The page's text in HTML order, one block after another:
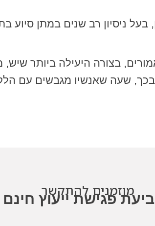
ניסיון רב שנים במתן סיוע
בצורה היעילה ביותר
שעה שאנשיו מגבשים עם
מוזמנים להתקשר
פגישת ייעוץ חינם